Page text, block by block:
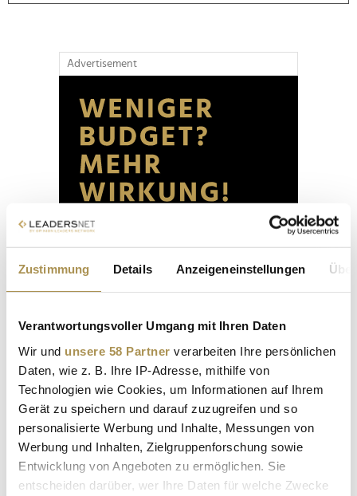
Zustimmung Details Anzeigeneinstellungen
Verantwortungsvoller Umgang mit Ihren Daten
Wir und unsere 58 Partner verarbeiten Ihre persönlichen
Daten, wie z. B. Ihre IP-Adresse, mithilfe von
Technologien wie Cookies, um Informationen auf Ihrem
Gerät zu speichern und darauf zuzugreifen und so
personalisierte Werbung und Inhalte, Messungen von
Werbung und Inhalten, Zielgruppenforschung sowie
Entwicklung von Angeboten zu ermöglichen. Sie
entscheiden darüber, wer Ihre Daten für welche Zwecke
Advertisement